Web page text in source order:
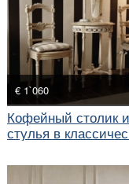
€ 1`060
Кофейный столик и
стулья в